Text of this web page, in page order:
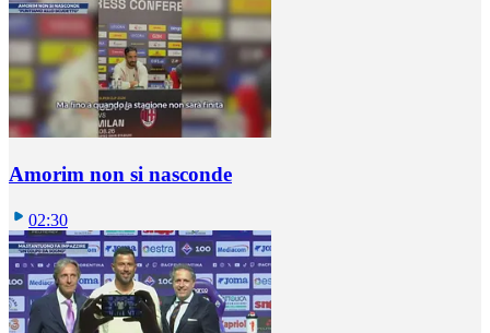
Amorim non si nasconde
02:30